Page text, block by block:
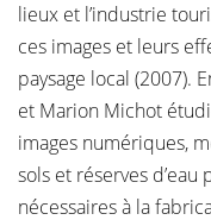
lieux et l’industrie
ces images et leurs
paysage local (2007).
et Marion Michot
images numériques,
sols et réserves
nécessaires à la